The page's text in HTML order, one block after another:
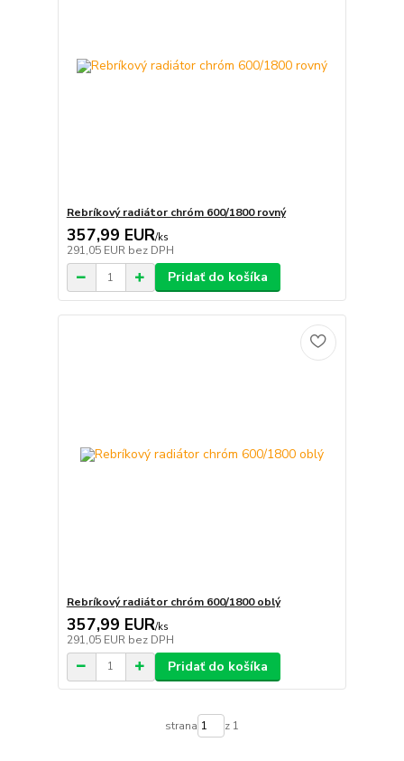
Rebríkový radiátor chróm 600/1800 rovný
357,99 EUR/ks
291,05 EUR bez DPH
Pridať do košíka
Rebríkový radiátor chróm 600/1800 oblý
357,99 EUR/ks
291,05 EUR bez DPH
Pridať do košíka
strana z 1